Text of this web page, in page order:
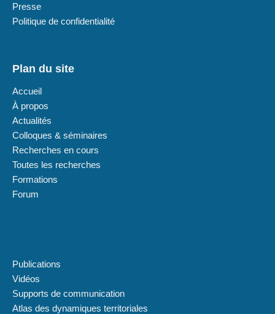
Presse
Politique de confidentialité
Plan du site
Accueil
À propos
Actualités
Colloques & séminaires
Recherches en cours
Toutes les recherches
Formations
Forum
Publications
Vidéos
Supports de communication
Atlas des dynamiques territoriales